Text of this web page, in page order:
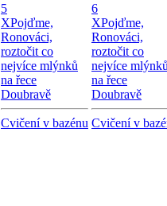
5
XPojďme,
Ronováci,
roztočit co
nejvíce mlýnků
na řece
Doubravě
Cvičení v bazénu
6
XPojďme,
Ronováci,
roztočit co
nejvíce
na řece
Doubravě
Cvičení v